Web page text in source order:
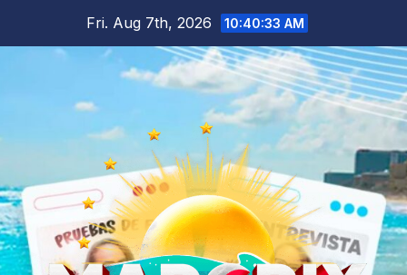
Fri. Aug 7th, 2026 10:40:34 AM